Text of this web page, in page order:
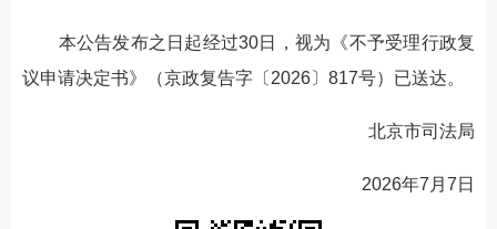
本公告发布之日起经过30日，视为《不予受理行政复
议申请决定书》（京政复告字〔2026〕817号）已送达。
北京市司法局
2026年7月7日